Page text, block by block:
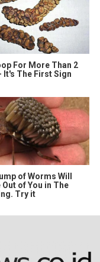
For More Than 2
It's The First Sign
of Worms Will
Out of You in The
Try it